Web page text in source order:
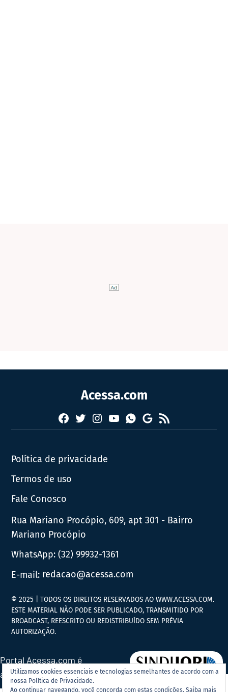
Acessa.com
Facebook
TwitterInstagram
YouTubeWhatsapp
Google
News
RSS
Política de privacidade
Termos de uso
Fale Conosco
Rua Mariano Procópio, 609, apt 301 - Bairro
Mariano Procópio
WhatsApp:(32) 99932-1361
E-mail: redacao@acessa.com
Utilizamos cookies essenciais e tecnologias semelhantes de acordo com a
nossa Política de Privacidade.
Ao continuar navegando, você concorda com estas condições.Saiba mais
© 2025 | TODOS OS DIREITOS RESERVADOS AO WWW.ACESSA.COM.
ESTE MATERIAL NÃO PODE SER PUBLICADO, TRANSMITIDO POR
BROADCAST, REESCRITO OU REDISTRIBUÍDO SEM PRÉVIA
AUTORIZAÇÃO.
Portal Acessa.com é
associado ao